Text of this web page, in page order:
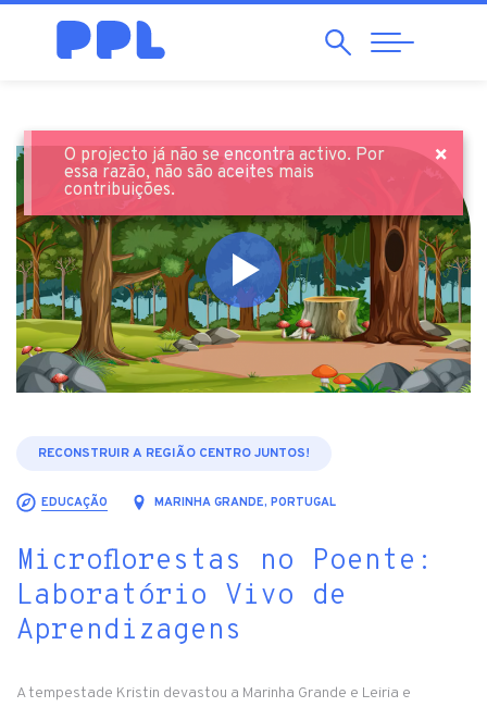
Pesquisar
Abrir
Navegação
×
O projecto já não se encontra activo. Por
essa razão, não são aceites mais
contribuições.
RECONSTRUIR A REGIÃO CENTRO JUNTOS!
EDUCAÇÃO MARINHA GRANDE, PORTUGAL
Microflorestas no Poente:
Laboratório Vivo de
Aprendizagens
A tempestade Kristin devastou a Marinha Grande e Leiria e